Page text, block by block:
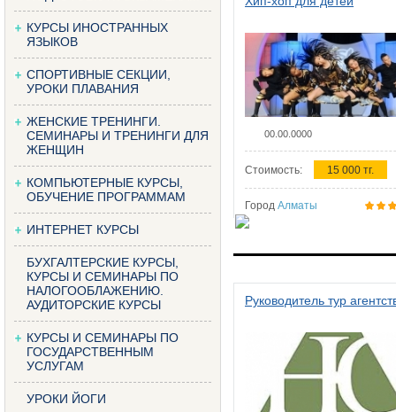
КУРСЫ ИНОСТРАННЫХ
ЯЗЫКОВ
СПОРТИВНЫЕ СЕКЦИИ,
УРОКИ ПЛАВАНИЯ
ЖЕНСКИЕ ТРЕНИНГИ.
СЕМИНАРЫ И ТРЕНИНГИ ДЛЯ
ЖЕНЩИН
КОМПЬЮТЕРНЫЕ КУРСЫ,
ОБУЧЕНИЕ ПРОГРАММАМ
ИНТЕРНЕТ КУРСЫ
БУХГАЛТЕРСКИЕ КУРСЫ,
КУРСЫ И СЕМИНАРЫ ПО
НАЛОГООБЛАЖЕНИЮ.
АУДИТОРСКИЕ КУРСЫ
КУРСЫ И СЕМИНАРЫ ПО
ГОСУДАРСТВЕННЫМ
УСЛУГАМ
УРОКИ ЙОГИ
00.00.0000
Стоимость: 15 000 тг.
Город Алматы
Руководитель тур